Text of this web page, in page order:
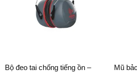
Bộ đeo tai chống tiếng ồn –
Mũ